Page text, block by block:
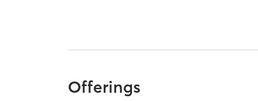
Offerings